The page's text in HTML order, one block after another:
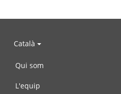
Català
Qui som
L'equip